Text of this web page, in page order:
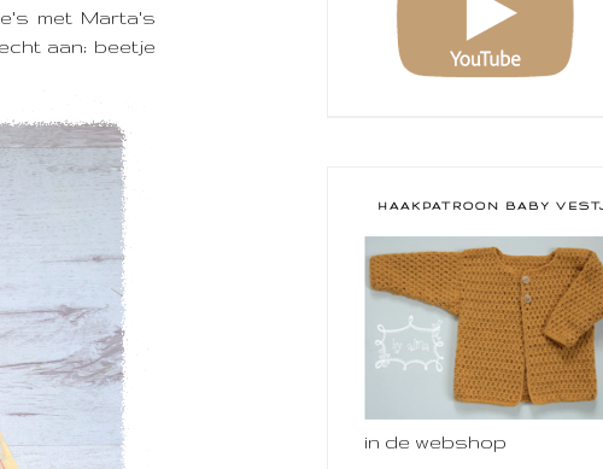
met Marta's
aan; beetje
HAAKPATROON BABY
in de webshop